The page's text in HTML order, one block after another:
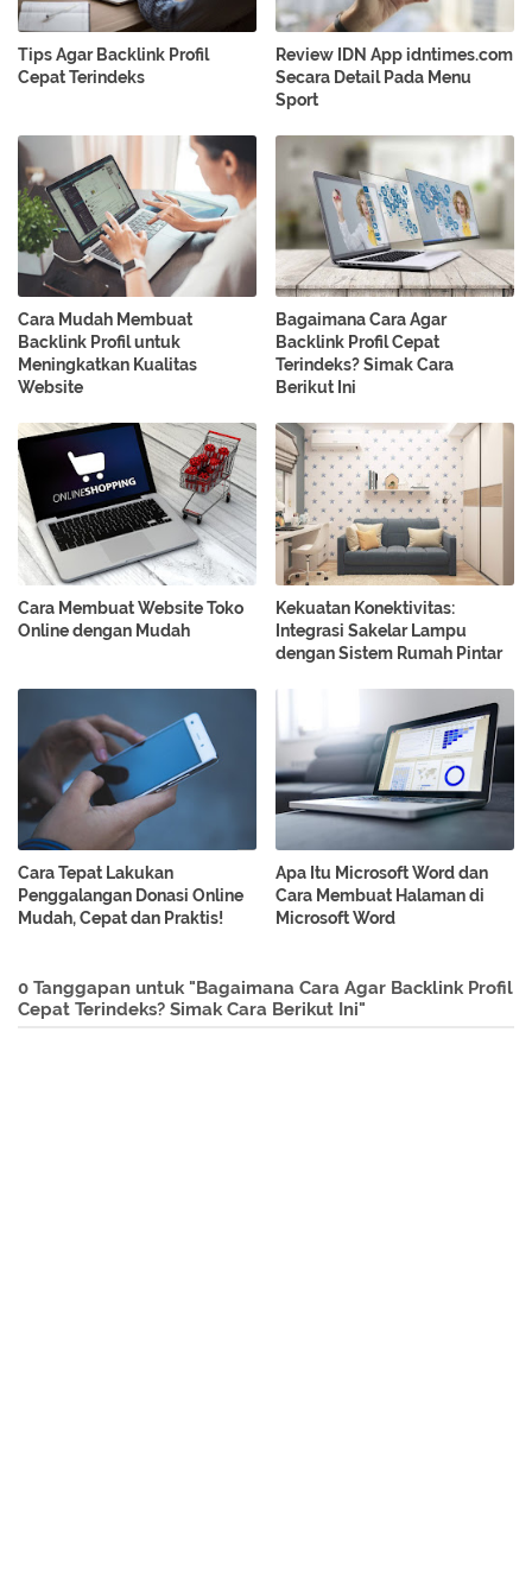
Tips Agar Backlink Profil
Cepat Terindeks
Review IDN App idntimes.com
Secara Detail Pada Menu
Sport
Cara Mudah Membuat
Backlink Profil untuk
Meningkatkan Kualitas
Website
Bagaimana Cara Agar
Backlink Profil Cepat
Terindeks? Simak Cara
Berikut Ini
Cara Membuat Website Toko
Online dengan Mudah
Kekuatan Konektivitas:
Integrasi Sakelar Lampu
dengan Sistem Rumah Pintar
Cara Tepat Lakukan
Penggalangan Donasi Online
Mudah, Cepat dan Praktis!
Apa Itu Microsoft Word dan
Cara Membuat Halaman di
Microsoft Word
0 Tanggapan untuk "Bagaimana Cara Agar Backlink Profil
Cepat Terindeks? Simak Cara Berikut Ini"